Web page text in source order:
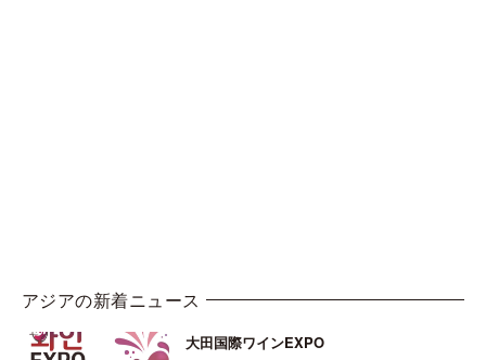
アジアの新着ニュース
大田国際ワインEXPO